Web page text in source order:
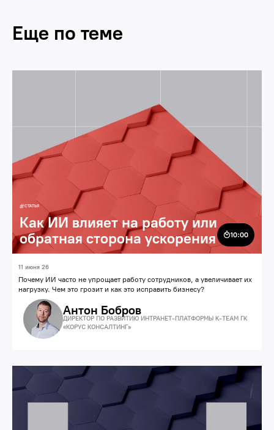
Еще по теме
СТАТЬЯ
Как ИИ влияет на работу или
обратная сторона ускорения
10:00
11 июня 26
Почему ИИ часто не упрощает работу сотрудников, а увеличивает их
нагрузку. Чем это грозит и как это исправить бизнесу?
Антон Бобров
ДИРЕКТОР ПО РАЗВИТИЮ ИНТРАНЕТ-ПЛАТФОРМЫ K-TEAM ГК
«КОРУС КОНСАЛТИНГ»
Технологии Корпоративные порталы